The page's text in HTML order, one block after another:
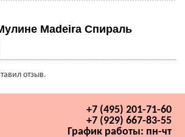
Madeira Спираль
отзыв.
+7 (495) 201-71-60
+7 (929) 667-83-55
График работы: пн-чт